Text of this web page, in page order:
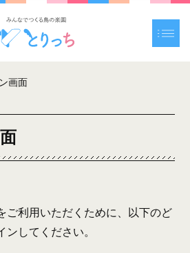
画面
ご利用いただくために、以下のど
してください。